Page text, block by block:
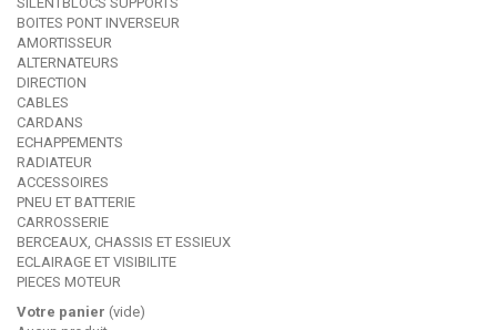
BOITES PONT INVERSEUR
AMORTISSEUR
ALTERNATEURS
DIRECTION
CABLES
CARDANS
ECHAPPEMENTS
RADIATEUR
ACCESSOIRES
PNEU ET BATTERIE
CARROSSERIE
BERCEAUX, CHASSIS ET ESSIEUX
ECLAIRAGE ET VISIBILITE
PIECES MOTEUR
Votre panier (vide)